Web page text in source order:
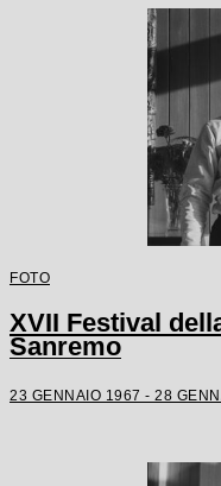
FOTO
XVII Festival
Sanremo
23 GENNAIO 1967 - 28